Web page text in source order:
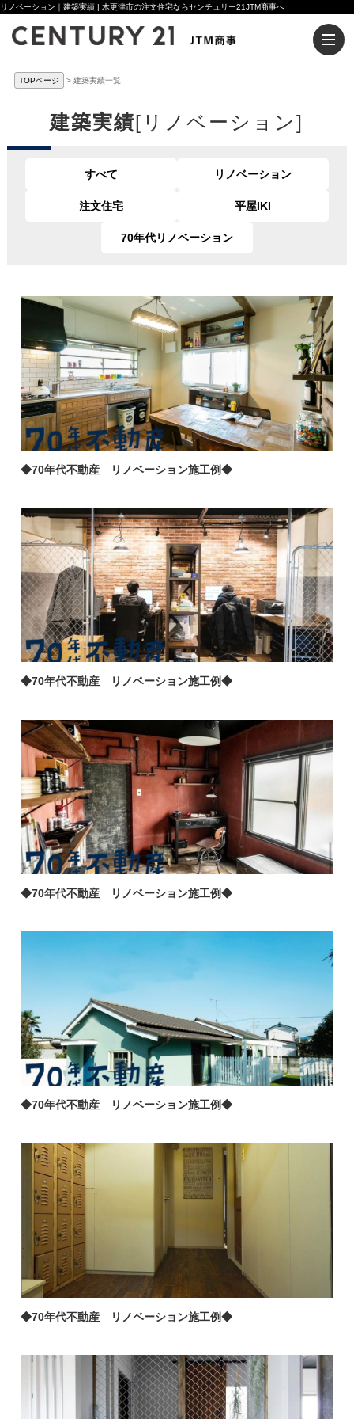
リノベーション｜建築実績 | 木更津市の注文住宅ならセンチュリー21JTM商事へ
TOPページ 建築実績一覧
建築実績[リノベーション]
すべて リノベーション
注文住宅 平屋IKI
70年代リノベーション
◆70年代不動産 リノベーション施工例◆
◆70年代不動産 リノベーション施工例◆
◆70年代不動産 リノベーション施工例◆
◆70年代不動産 リノベーション施工例◆
◆70年代不動産 リノベーション施工例◆